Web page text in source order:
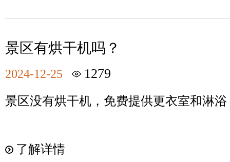
景区有烘干机吗？
2024-12-25 1279
景区没有烘干机，免费提供更衣室和淋浴
了解详情